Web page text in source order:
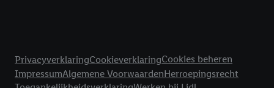
PrivacyverklaringCookieverklaringCookies beheren
ImpressumAlgemene VoorwaardenHerroepingsrecht
Door te klikken op "Weigeren", kies je voor de optie dat er enkel
technisch noodzakelijke cookies en vergelijkbare technieken